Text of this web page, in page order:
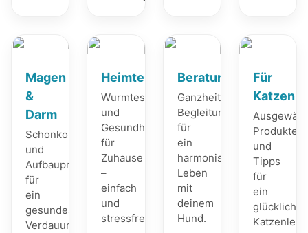
Magen
&
Darm
Schonkost
und
Aufbauprodukte
für
ein
gesundes
Verdauungssystem.
Heimtests
Wurmtests
und
Gesundheitschecks
für
Zuhause
–
einfach
und
stressfrei.
Beratung
Ganzheitliche
Begleitung
für
ein
harmonisches
Leben
mit
deinem
Hund.
Für
Katzen
Produkte
und
Tipps
für
ein
glückliches